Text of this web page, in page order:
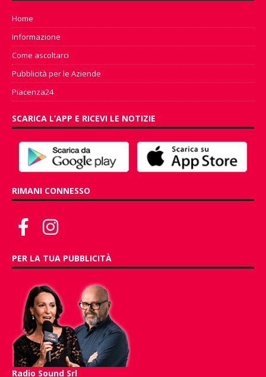
Home
Informazione
Come ascoltarci
Pubblicità per le Aziende
Piacenza24
SCARICA L’APP E RICEVI LE NOTIZIE
RIMANI CONNESSO
PER LA TUA PUBBLICITÀ
Radio Sound Srl